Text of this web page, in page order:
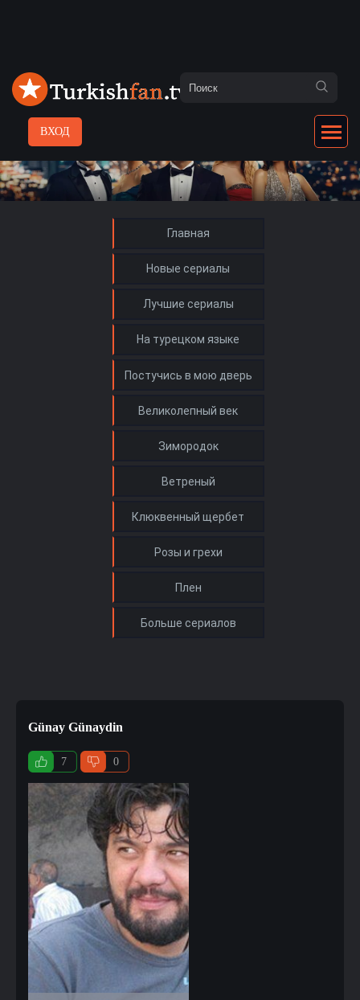
ВХОД
Главная
Новые сериалы
Лучшие сериалы
На турецком языке
Günay Günaydin
7 0